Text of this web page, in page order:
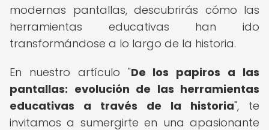
modernas pantallas, descubrirás cómo las
herramientas educativas han ido
transformándose a lo largo de la historia.
En nuestro artículo "De los papiros a las
pantallas: evolución de las herramientas
educativas a través de la historia", te
invitamos a sumergirte en una apasionante